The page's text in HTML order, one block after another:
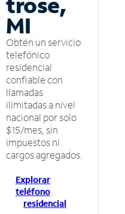
MI
Obtén un servicio
telefónico
residencial
confiable con
llamadas
ilimitadas a nivel
nacional por solo
$15/mes, sin
impuestos ni
cargos agregados.
Explorar
teléfono
residencial